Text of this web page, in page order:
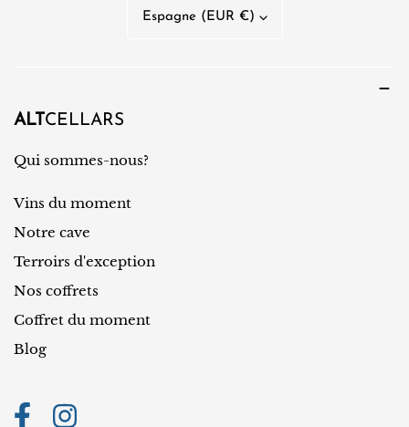
/
r
g
i
o
n
Espagne (EUR €)
ALT CELLARS
Qui sommes-nous?
Vins du moment
Notre cave
Terroirs d'exception
Nos coffrets
Coffret du moment
Blog